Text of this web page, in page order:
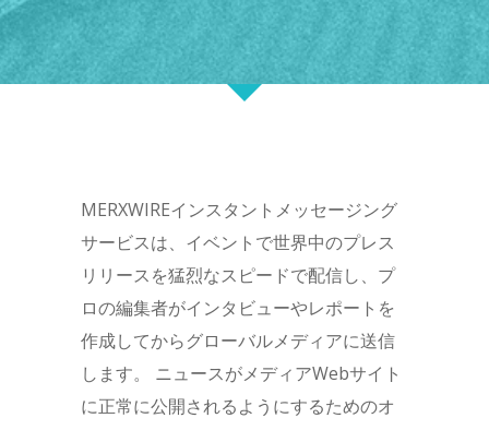
MERXWIREインスタントメッセージング
サービスは、イベントで世界中のプレス
リリースを猛烈なスピードで配信し、プ
ロの編集者がインタビューやレポートを
作成してからグローバルメディアに送信
します。 ニュースがメディアWebサイト
に正常に公開されるようにするためのオ